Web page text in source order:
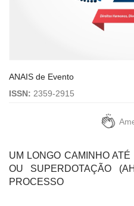
ANAIS de Evento
ISSN: 2359-2915
UM LONGO CAMINHO
OU SUPERDOTAÇÃO
PROCESSO